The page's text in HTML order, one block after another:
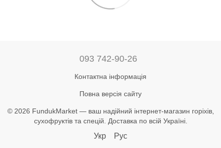
093 742-90-26
Контактна інформація
Повна версія сайту
© 2026 FundukMarket — ваш надійний інтернет-магазин горіхів,
сухофруктів та спецій. Доставка по всій Україні.
Укр Рус